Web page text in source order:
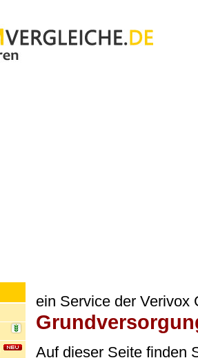
ein Service der Verivox
Auf dieser Seite finden